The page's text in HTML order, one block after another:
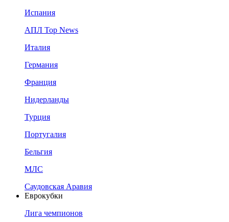
Испания
АПЛ Top News
Италия
Германия
Франция
Нидерланды
Турция
Португалия
Бельгия
МЛС
Саудовская Аравия
Еврокубки
Лига чемпионов